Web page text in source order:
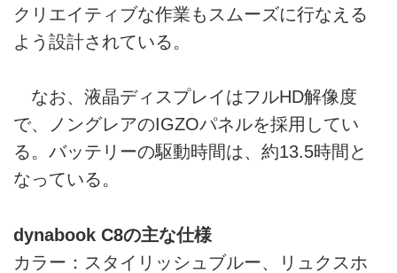
クリエイティブな作業もスムーズに行なえる
よう設計されている。
なお、液晶ディスプレイはフルHD解像度
で、ノングレアのIGZOパネルを採用してい
る。バッテリーの駆動時間は、約13.5時間と
なっている。
dynabook C8の主な仕様
カラー：スタイリッシュブルー、リュクスホ